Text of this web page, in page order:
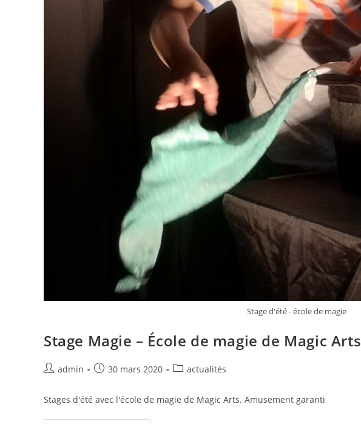
Stage d'été - école de magie
Stage Magie – École de magie de Magic Arts
admin 30 mars 2020 actualités
Stages d'été avec l'école de magie de Magic Arts. Amusement garanti